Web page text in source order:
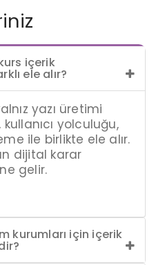
içerik
ele alır?
yazı üretimi
kullanıcı yolculuğu,
ile birlikte ele alır.
dijital karar
gelir.
kurumları için içerik